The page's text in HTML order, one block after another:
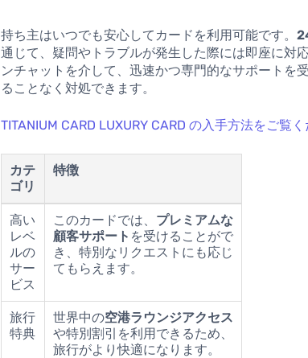
持ち主はいつでも安心してカードを利用可能です。
通じて、疑問やトラブルが発生した際には即座に対
ンチャットを介して、迅速かつ専門的なサポートを
ることなく対処できます。
TITANIUM CARD LUXURY CARD の入手方法をご覧
カテ
ゴリ
特徴
高い
レベ
ルの
サー
ビス
このカードでは、 プレミアムな
顧客サポート を受けることがで
き、特別なリクエストにも応じ
てもらえます。
旅行
特典
世界中の空港ラウンジアクセス
や特別割引を利用できるため、
旅行がより快適になります。